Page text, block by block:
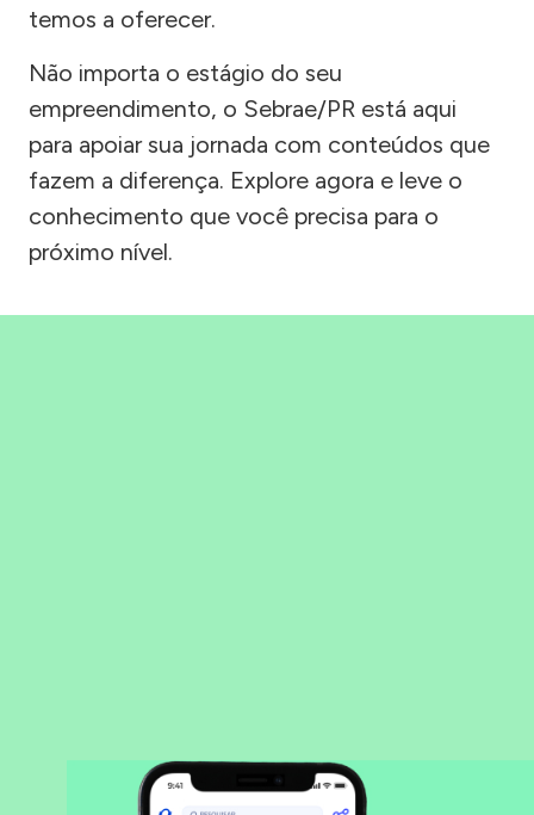
temos a oferecer.
Não importa o estágio do seu
empreendimento, o Sebrae/PR está aqui
para apoiar sua jornada com conteúdos que
fazem a diferença. Explore agora e leve o
conhecimento que você precisa para o
próximo nível.